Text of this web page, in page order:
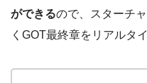
ができるので、スターチ
くGOT最終章をリアルタ